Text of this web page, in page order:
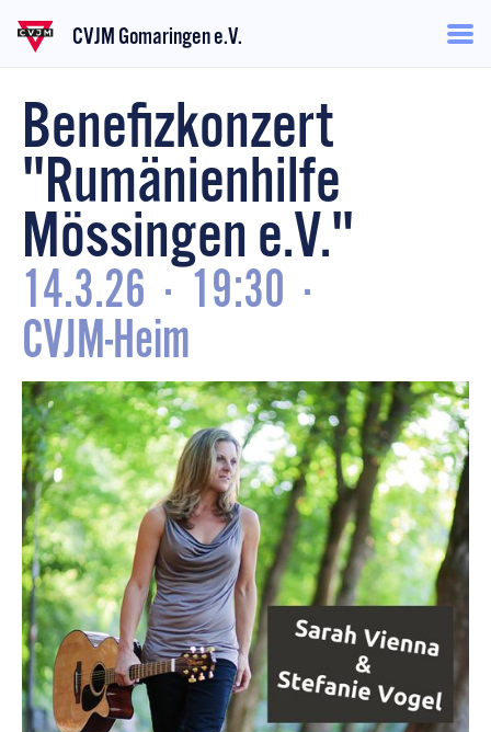
CVJM Gomaringen e.V.
Benefizkonzert
"Rumänienhilfe
Mössingen e.V."
14.3.26 · 19:30 ·
CVJM-Heim